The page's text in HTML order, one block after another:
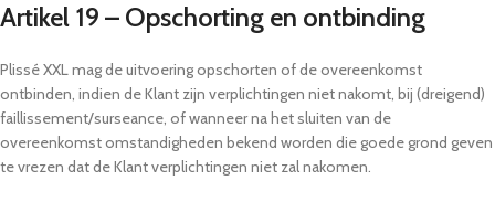
Artikel 19 – Opschorting en ontbinding
Plissé XXL mag de uitvoering opschorten of de overeenkomst
ontbinden, indien de Klant zijn verplichtingen niet nakomt, bij (dreigend)
faillissement/surseance, of wanneer na het sluiten van de
overeenkomst omstandigheden bekend worden die goede grond geven
te vrezen dat de Klant verplichtingen niet zal nakomen.